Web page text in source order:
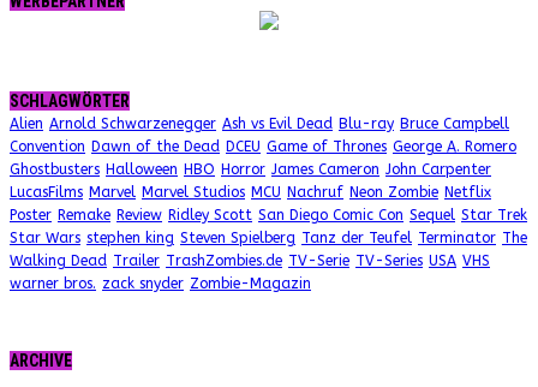
SCHLAGWÖRTER
Alien Arnold Schwarzenegger Ash vs Evil Dead Blu-ray Bruce Campbell
Convention Dawn of the Dead DCEU Game of Thrones George A. Romero
Ghostbusters Halloween HBO Horror James Cameron John Carpenter
LucasFilms Marvel Marvel Studios MCU Nachruf Neon Zombie Netflix
Poster Remake Review Ridley Scott San Diego Comic Con Sequel Star Trek
Star Wars stephen king Steven Spielberg Tanz der Teufel Terminator The
Walking Dead Trailer TrashZombies.de TV-Serie TV-Series USA VHS
warner bros. zack snyder Zombie-Magazin
ARCHIVE